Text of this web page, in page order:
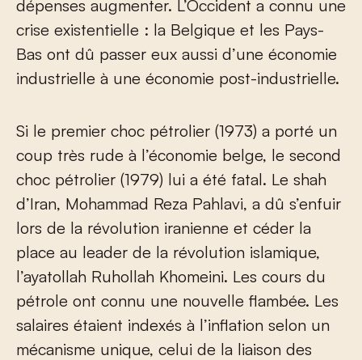
dépenses augmenter. L’Occident a connu une
crise existentielle : la Belgique et les Pays-
Bas ont dû passer eux aussi d’une économie
industrielle à une économie post-industrielle.
Si le premier choc pétrolier (1973) a porté un
coup très rude à l’économie belge, le second
choc pétrolier (1979) lui a été fatal. Le shah
d’Iran, Mohammad Reza Pahlavi, a dû s’enfuir
lors de la révolution iranienne et céder la
place au leader de la révolution islamique,
l’ayatollah Ruhollah Khomeini. Les cours du
pétrole ont connu une nouvelle flambée. Les
salaires étaient indexés à l’inflation selon un
mécanisme unique, celui de la liaison des